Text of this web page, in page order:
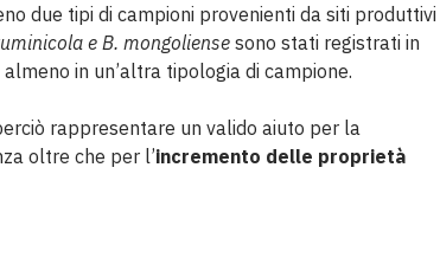
due tipi di campioni provenienti da siti produttivi
e B. mongoliense sono stati registrati in
in un’altra tipologia di campione.
rappresentare un valido aiuto per la
oltre che per l’incremento delle proprietà